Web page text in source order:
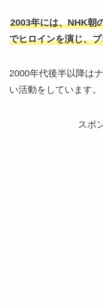
2003年には、NHK朝
でヒロインを演じ、
2000年代後半以降は
い活動をしています。
スポ